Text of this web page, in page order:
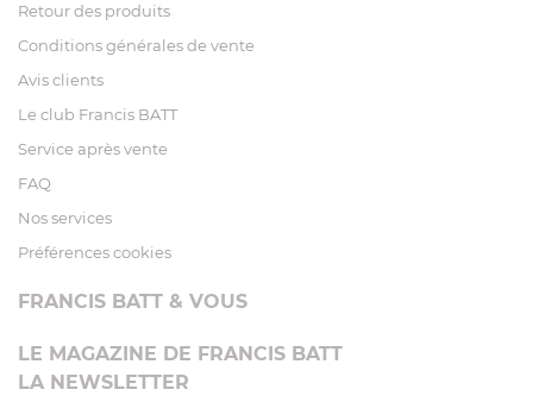
Retour des produits
Conditions générales de vente
Avis clients
Le club Francis BATT
Service après vente
FAQ
Nos services
Préférences cookies
FRANCIS BATT & VOUS
LE MAGAZINE DE FRANCIS BATT
LA NEWSLETTER